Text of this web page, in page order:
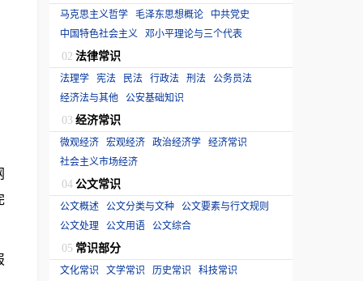
马克思主义哲学 毛泽东思想概论 中共党史
中国特色社会主义 邓小平理论与三个代表
02 法律常识
法理学 宪法 民法 行政法 刑法 公务员法
经济法与其他 公安基础知识
03 经济常识
微观经济 宏观经济 政治经济学 经济常识
社会主义市场经济
04 公文常识
公文概述 公文分类与文种 公文要素与行文规则
公文处理 公文用语 公文综合
05 常识部分
文化常识 文学常识 历史常识 科技常识